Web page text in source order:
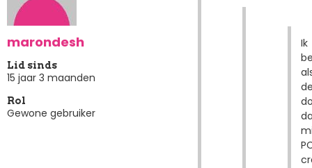
marondesh
Lid sinds
15 jaar 3 maanden
Rol
Gewone gebruiker
Ik